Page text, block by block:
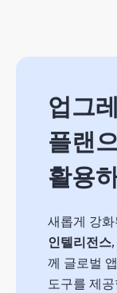
업그
플랜
활용
새롭게 강
인텔리전스,
께 글로벌
도구를 제